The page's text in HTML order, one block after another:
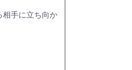
相手に立ち向か